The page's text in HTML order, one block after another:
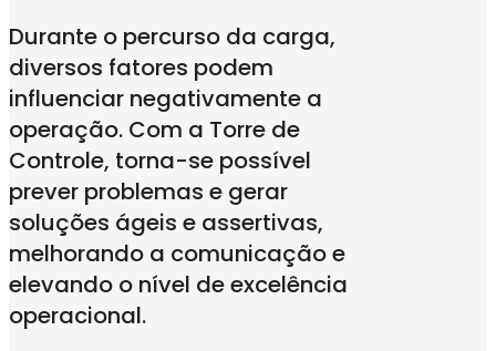
Durante o percurso da carga,
diversos fatores podem
influenciar negativamente a
operação. Com a Torre de
Controle, torna-se possível
prever problemas e gerar
soluções ágeis e assertivas,
melhorando a comunicação e
elevando o nível de excelência
operacional.